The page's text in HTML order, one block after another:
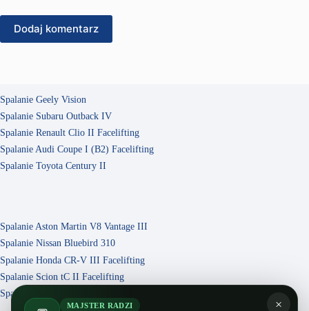
Dodaj komentarz
Spalanie Geely Vision
Spalanie Subaru Outback IV
Spalanie Renault Clio II Facelifting
Spalanie Audi Coupe I (B2) Facelifting
Spalanie Toyota Century II
Spalanie Aston Martin V8 Vantage III
Spalanie Nissan Bluebird 310
Spalanie Honda CR-V III Facelifting
Spalanie Scion tC II Facelifting
Spalanie Buick Century VI
×
MAJSTER RADZI